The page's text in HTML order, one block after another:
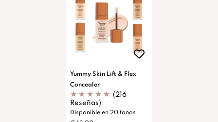
Yummy Skin Lift & Flex
Concealer
(216
Reseñas)
Disponible en 20 tonos